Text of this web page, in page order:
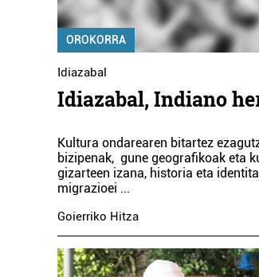
OROKORRA
Idiazabal
Idiazabal, Indiano
Kultura ondarearen bitartez
bizipenak, gune geografikoak eta
gizarteen izana, historia eta
migrazioei ...
Goierriko Hitza